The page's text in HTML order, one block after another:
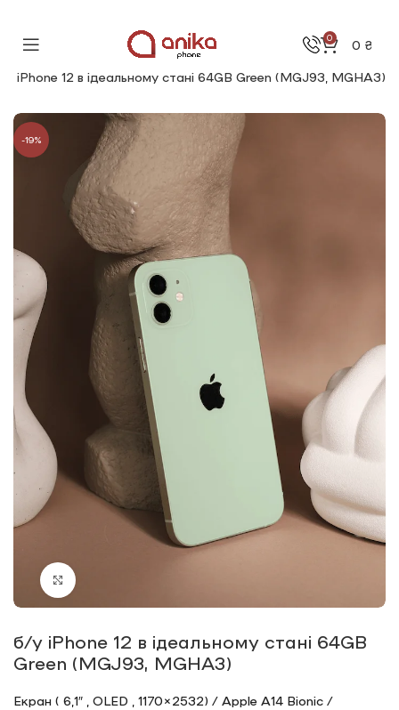
0 0 ₴
у iPhone 12 в ідеальному стані 64GB Green (MGJ93, MGHA3)
-19%
б/у iPhone 12 в ідеальному стані 64GB
Green (MGJ93, MGHA3)
Екран ( 6,1″ , OLED , 1170×2532) / Apple A14 Bionic /